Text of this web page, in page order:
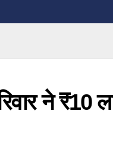
ने ₹10